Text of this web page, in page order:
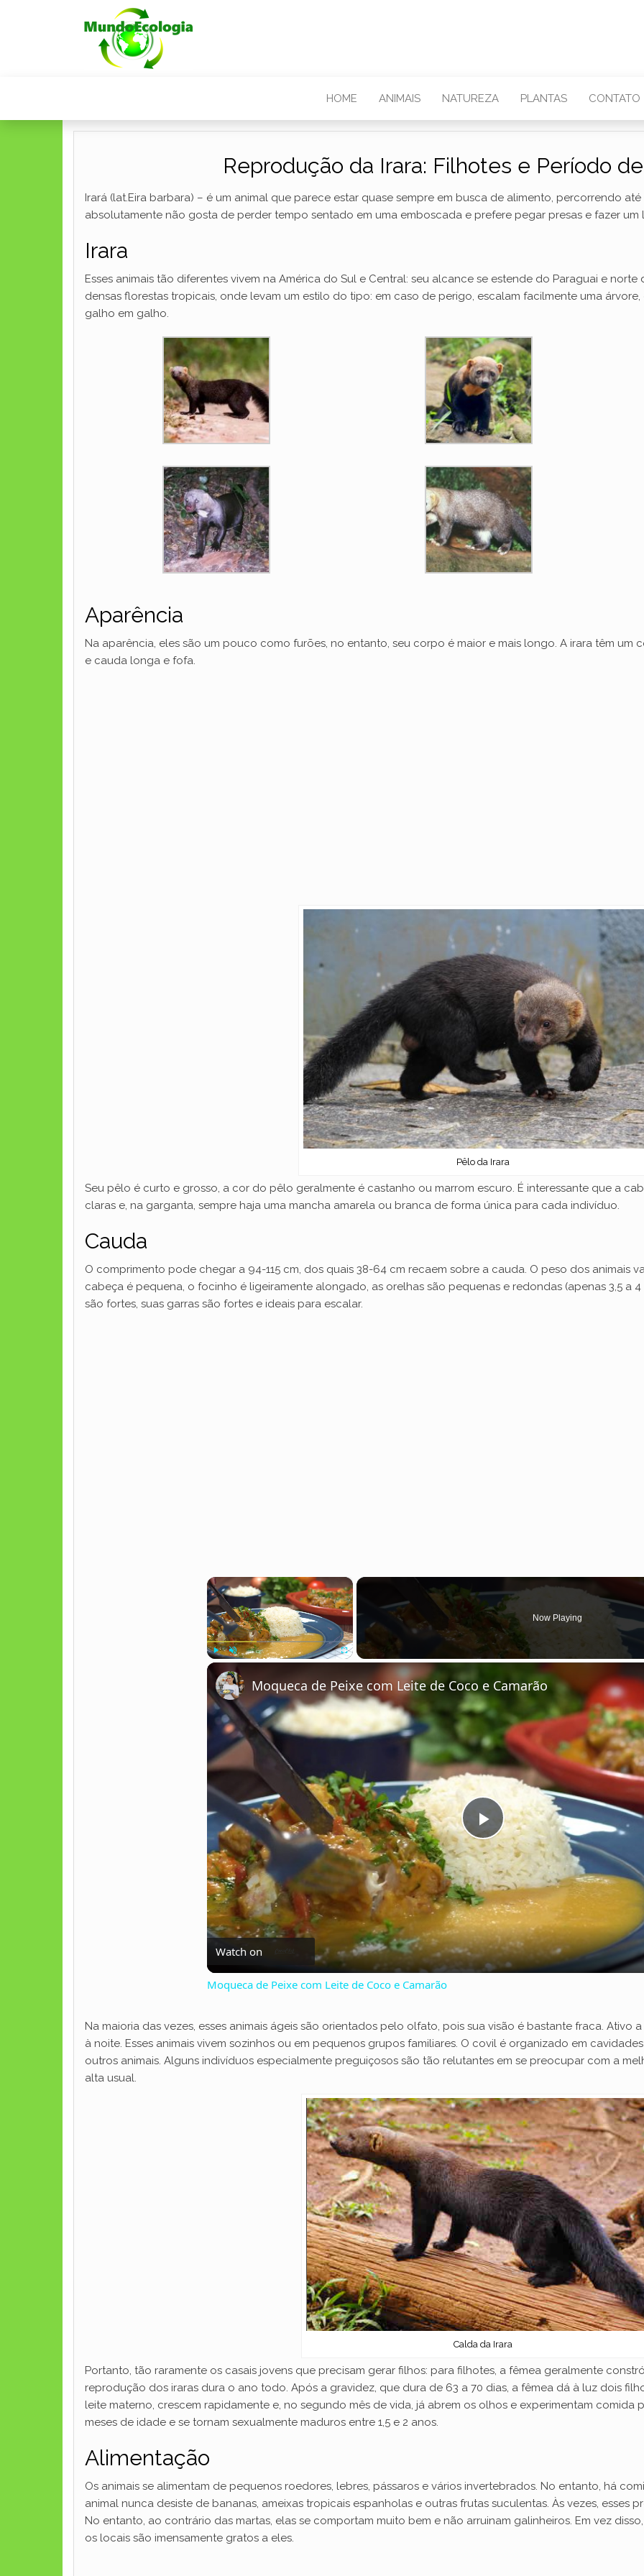
HOME ANIMAIS NATUREZA PLANTAS CONTATO
Reprodução da Irara: Filhotes e Período
Irará (lat.Eira barbara) – é um animal que parece estar quase sempre em busca de alimento, percorrendo
absolutamente não gosta de perder tempo sentado em uma emboscada e prefere pegar presas e fazer um
Irara
Esses animais tão diferentes vivem na América do Sul e Central: seu alcance se estende do Paraguai e
densas florestas tropicais, onde levam um estilo do tipo: em caso de perigo, escalam facilmente uma
galho em galho.
Aparência
Na aparência, eles são um pouco como furões, no entanto, seu corpo é maior e mais longo. A irara têm
e cauda longa e fofa.
Pêlo da Irara
Seu pêlo é curto e grosso, a cor do pêlo geralmente é castanho ou marrom escuro. É interessante que a
claras e, na garganta, sempre haja uma mancha amarela ou branca de forma única para cada indivíduo.
Cauda
O comprimento pode chegar a 94-115 cm, dos quais 38-64 cm recaem sobre a cauda. O peso dos animais
cabeça é pequena, o focinho é ligeiramente alongado, as orelhas são pequenas e redondas (apenas 3,5 a 4
são fortes, suas garras são fortes e ideais para escalar.
×
Now Playing
P
l
a
y
i
d
e
o
Moqueca de Peixe com Leite de Coco e Camarão
Watch on
Moqueca de Peixe com Leite de Coco e Camarão
Na maioria das vezes, esses animais ágeis são orientados pelo olfato, pois sua visão é bastante fraca. Ativo
à noite. Esses animais vivem sozinhos ou em pequenos grupos familiares. O covil é organizado em
outros animais. Alguns indivíduos especialmente preguiçosos são tão relutantes em se preocupar com a
alta usual.
Calda da Irara
Portanto, tão raramente os casais jovens que precisam gerar filhos: para filhotes, a fêmea geralmente
reprodução dos iraras dura o ano todo. Após a gravidez, que dura de 63 a 70 dias, a fêmea dá à luz dois
leite materno, crescem rapidamente e, no segundo mês de vida, já abrem os olhos e experimentam comida
meses de idade e se tornam sexualmente maduros entre 1,5 e 2 anos.
Alimentação
Os animais se alimentam de pequenos roedores, lebres, pássaros e vários invertebrados. No entanto, há
animal nunca desiste de bananas, ameixas tropicais espanholas e outras frutas suculentas. Às vezes, esses
No entanto, ao contrário das martas, elas se comportam muito bem e não arruinam galinheiros. Em vez
os locais são imensamente gratos a eles.